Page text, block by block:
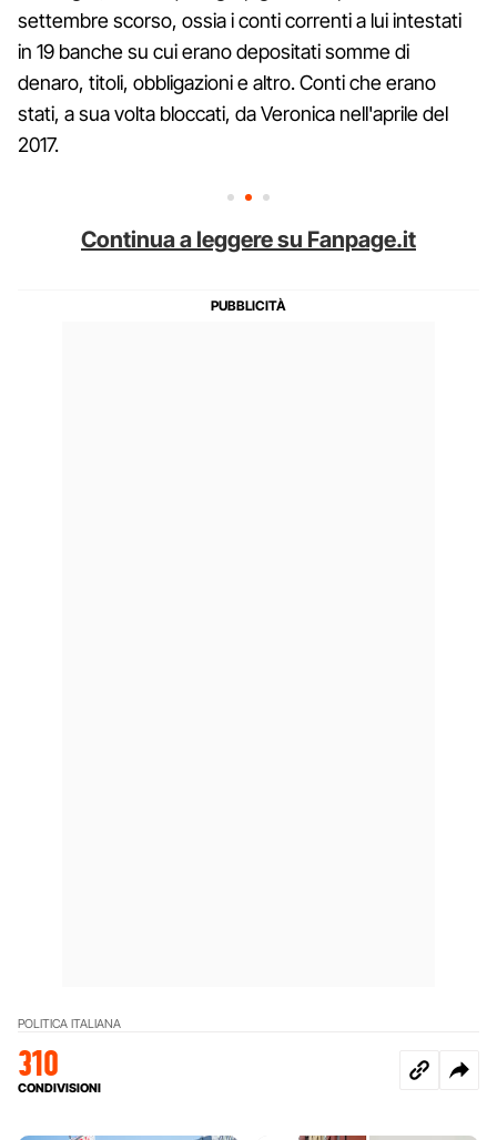
settembre scorso, ossia i conti correnti a lui intestati
in 19 banche su cui erano depositati somme di
denaro, titoli, obbligazioni e altro. Conti che erano
stati, a sua volta bloccati, da Veronica nell'aprile del
2017.
Continua a leggere su Fanpage.it
POLITICA ITALIANA
310
CONDIVISIONI